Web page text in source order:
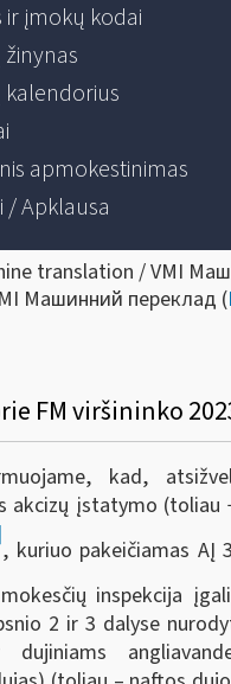
ir įmokų kodai
žinynas
kalendorius
apmokestinimas
/ Apklausa
translation / VMI
Машинний переклад (
kad,
akcizų įstatymo (toliau
, kuriuo pakeičiamas AĮ
inspekcija
2 ir 3 dalyse